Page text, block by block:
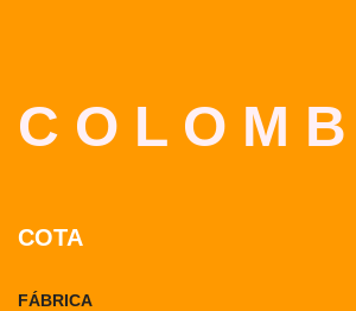
C O L O M
COTA
FÁBRICA